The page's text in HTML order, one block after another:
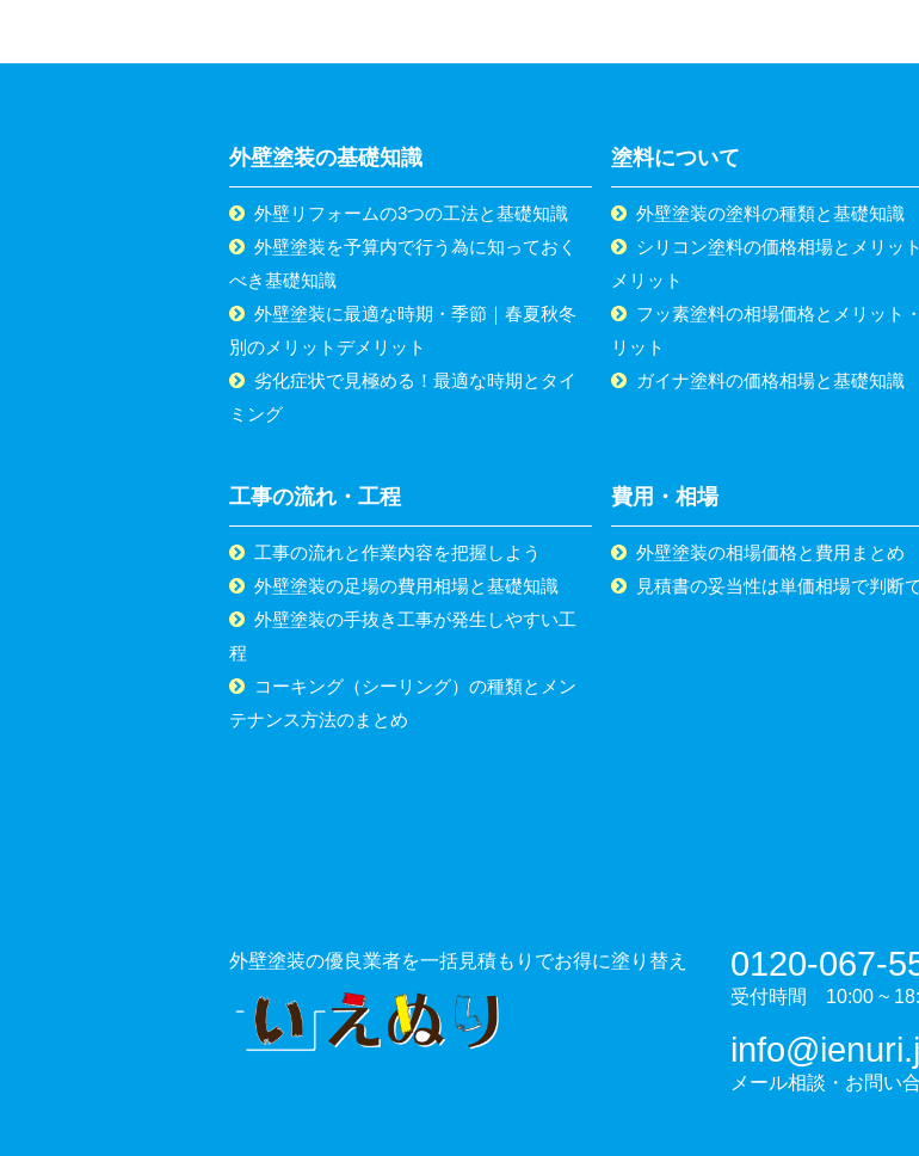
外壁塗装の基礎知識
外壁リフォームの3つの工法と基礎知識
外壁塗装を予算内で行う為に知っておく
べき基礎知識
外壁塗装に最適な時期・季節｜春夏秋冬
別のメリットデメリット
劣化症状で見極める！最適な時期とタイ
ミング
塗料について
外壁塗装の塗料の種類と基礎知識
シリコン塗料の価格相場とメリッ
メリット
フッ素塗料の相場価格とメリット
リット
ガイナ塗料の価格相場と基礎知識
工事の流れ・工程
工事の流れと作業内容を把握しよう
外壁塗装の足場の費用相場と基礎知識
外壁塗装の手抜き工事が発生しやすい工
程
コーキング（シーリング）の種類とメン
テナンス方法のまとめ
費用・相場
外壁塗装の相場価格と費用まとめ
見積書の妥当性は単価相場で判断
外壁塗装の優良業者を一括見積もりでお得に塗り替え 0120-067-
受付時間 10:00 ~
メール相談・お問い